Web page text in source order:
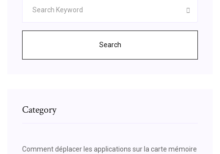
Search
Category
Comment déplacer les applications sur la carte mémoire